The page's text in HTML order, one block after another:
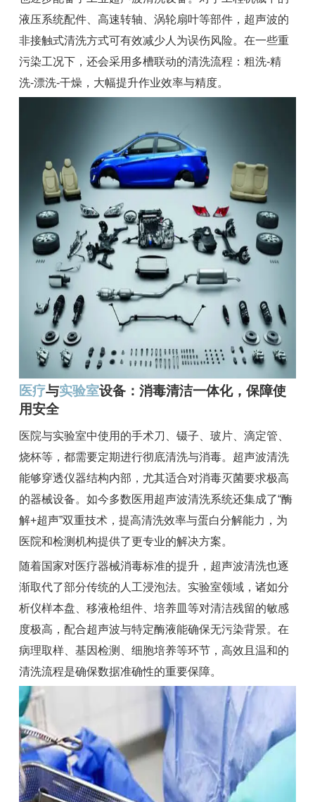
液压系统配件、高速转轴、涡轮扇叶等部件，超声波的
非接触式清洗方式可有效减少人为误伤风险。在一些重
污染工况下，还会采用多槽联动的清洗流程：粗洗-精
洗-漂洗-干燥，大幅提升作业效率与精度。
医疗与实验室设备：消毒清洁一体化，保障使
用安全
医院与实验室中使用的手术刀、镊子、玻片、滴定管、
烧杯等，都需要定期进行彻底清洗与消毒。超声波清洗
能够穿透仪器结构内部，尤其适合对消毒灭菌要求极高
的器械设备。如今多数医用超声波清洗系统还集成了“酶
解+超声”双重技术，提高清洗效率与蛋白分解能力，为
医院和检测机构提供了更专业的解决方案。
随着国家对医疗器械消毒标准的提升，超声波清洗也逐
渐取代了部分传统的人工浸泡法。实验室领域，诸如分
析仪样本盘、移液枪组件、培养皿等对清洁残留的敏感
度极高，配合超声波与特定酶液能确保无污染背景。在
病理取样、基因检测、细胞培养等环节，高效且温和的
清洗流程是确保数据准确性的重要保障。